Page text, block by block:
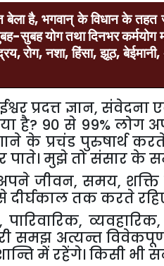
बेला है,भगवान् के विधान के तहत
-सुबहयोगतथादिनभरकर्मयोग
,रोग,नशा,हिंसा,झूठ,बेईमानी,
प्रदत्त ज्ञान,
है? 90 से 99% लोग
के प्रचंड पुरुषार्थ
मुझे तो संसार के
जीवन, समय, शक्ति
दीर्घकाल तक करते
समझ अत्यन्त
में रहेंगे। किसी भी